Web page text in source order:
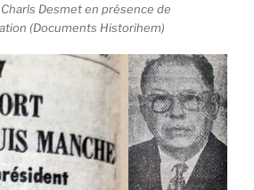
Desmet en présence de
(Documents Historihem)